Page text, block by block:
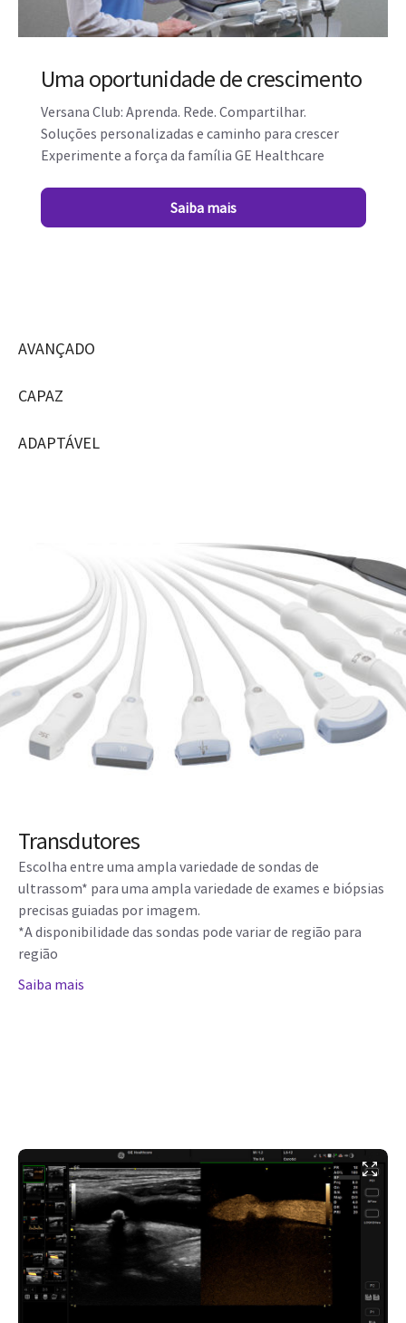
Uma oportunidade de crescimento
Versana Club: Aprenda. Rede. Compartilhar.
Soluções personalizadas e caminho para crescer
Experimente a força da família GE Healthcare
Saiba mais
AVANÇADO
CAPAZ
ADAPTÁVEL
Transdutores
Escolha entre uma ampla variedade de sondas de
ultrassom* para uma ampla variedade de exames e biópsias
precisas guiadas por imagem.
*A disponibilidade das sondas pode variar de região para
região
Saiba mais